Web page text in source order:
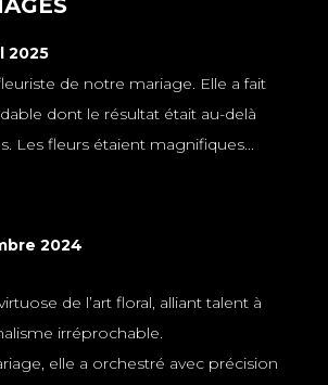
2025
de notre mariage. Elle a fait
dont le résultat était au-delà
Les fleurs étaient magnifiques...
2024
de l’art floral, alliant talent à
irréprochable.
elle a orchestré avec précision